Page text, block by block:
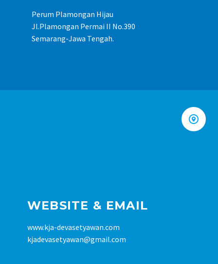
Perum Plamongan Hijau
Jl.Plamongan Permai II No.390
Semarang-Jawa Tengah.


WEBSITE & EMAIL
www.kja-devasetyawan.com
kjadevasetyawan@gmail.com